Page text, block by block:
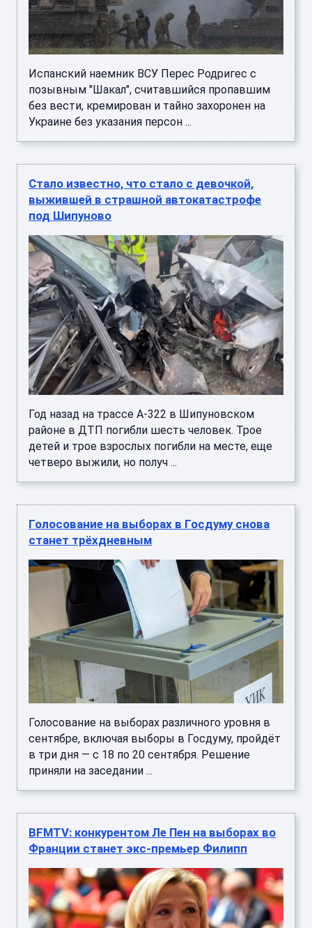
Испанский наемник ВСУ Перес Родригес с
позывным "Шакал", считавшийся пропавшим
без вести, кремирован и тайно захоронен на
Украине без указания персон ...
Стало известно, что стало с девочкой,
выжившей в страшной автокатастрофе
под Шипуново
Год назад на трассе А-322 в Шипуновском
районе в ДТП погибли шесть человек. Трое
детей и трое взрослых погибли на месте, еще
четверо выжили, но получ ...
Голосование на выборах в Госдуму снова
станет трёхдневным
Голосование на выборах различного уровня в
сентябре, включая выборы в Госдуму, пройдёт
в три дня — с 18 по 20 сентября. Решение
приняли на заседании ...
BFMTV: конкурентом Ле Пен на выборах во
Франции станет экс-премьер Филипп